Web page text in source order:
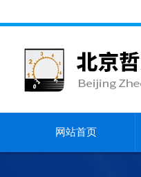
网站首页